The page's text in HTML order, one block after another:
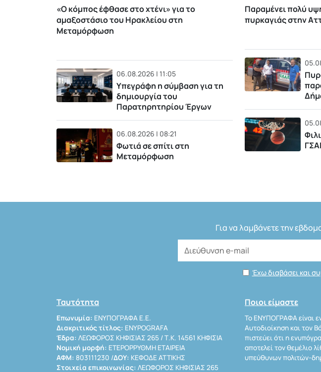
«Ο κόμπος έφθασε στο χτένι» για το
αμαξοστάσιο του Ηρακλείου στη
Μεταμόρφωση
06.08.2026 | 11:05
Υπεγράφη η σύμβαση για τη
δημιουργία του
Παρατηρητηρίου Έργων
06.08.2026 | 08:21
Φωτιά σε σπίτι στη
Μεταμόρφωση
Παραμένει πολύ
πυρκαγιάς στην
Για να λαμβάνετε την
Έχω διαβάσει και
Ταυτότητα
Επωνυμία: ΕΝΥΠΟΓΡΑΦΑ Ε.Ε.
Διακριτικός τίτλος: ENYPOGRAFA
Έδρα: ΛΕΩΦΟΡΟΣ ΚΗΦΙΣΙΑΣ 265 / Τ.Κ. 14561 ΚΗΦΙΣΙΑ
Νομική μορφή: ΕΤΕΡΟΡΡΥΘΜΗ ΕΤΑΙΡΕΙΑ
ΑΦΜ: 803111230 /ΔΟΥ: ΚΕΦΟΔΕ ΑΤΤΙΚΗΣ
Στοιχεία επικοινωνίας: ΛΕΩΦΟΡΟΣ ΚΗΦΙΣΙΑΣ 265
Ποιοι είμαστε
Το ΕΝΥΠΟΓΡΑΦΑ είναι
Αυτοδιοίκηση και τον
πιστεύει ότι η
αποτελεί τον θεμέλιο
υπεύθυνων πολιτών-